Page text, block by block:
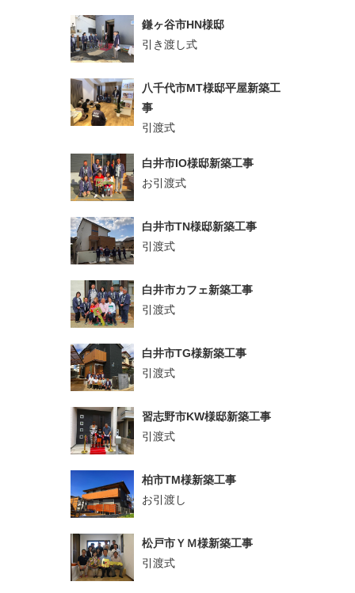
鎌ヶ谷市HN様邸
引き渡し式
八千代市MT様邸平屋新築工
事
引渡式
白井市IO様邸新築工事
お引渡式
白井市TN様邸新築工事
引渡式
白井市カフェ新築工事
引渡式
白井市TG様新築工事
引渡式
習志野市KW様邸新築工事
引渡式
柏市TM様新築工事
お引渡し
松戸市ＹＭ様新築工事
引渡式